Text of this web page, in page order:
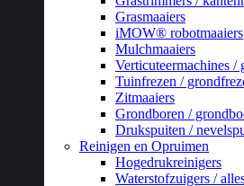
Grasmaaiers
iMOW® robotmaaiers
Mulchmaaiers
Verticuteermachines /
Tuinfrezen /
Zitmaaiers
Grondboren /
Drukspuiten /
Reinigen en Opruimen
Hogedrukreinigers
Waterstofzuigers /